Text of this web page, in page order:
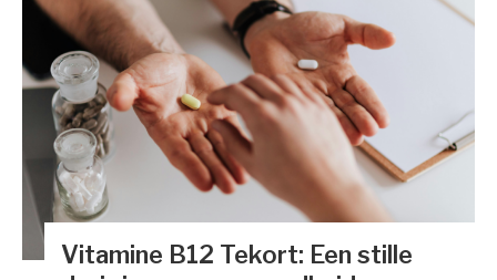
Vitamine B12 Tekort: Een stille